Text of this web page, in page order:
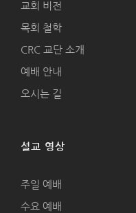
교회 비전
목회 철학
CRC 교단 소개
예배 안내
오시는 길
설교 영상
주일 예배
수요 예배